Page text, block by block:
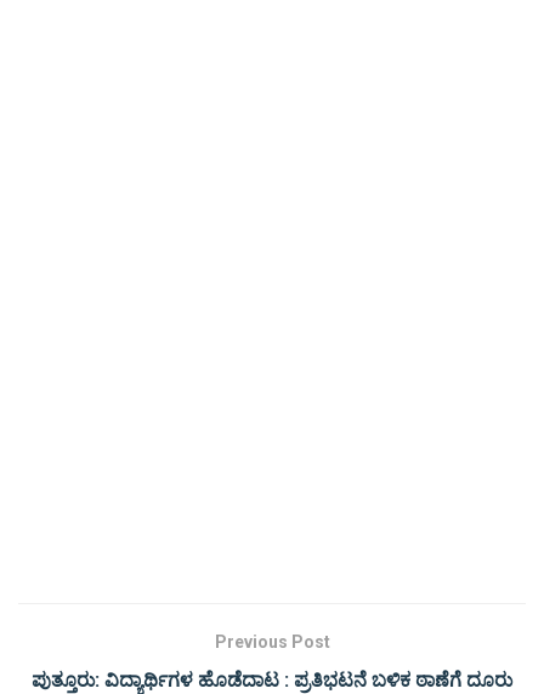
Previous Post
ಪುತ್ತೂರು: ವಿದ್ಯಾರ್ಥಿಗಳ ಹೊಡೆದಾಟ : ಪ್ರತಿಭಟನೆ ಬಳಿಕ ಠಾಣೆಗೆ ದೂರು